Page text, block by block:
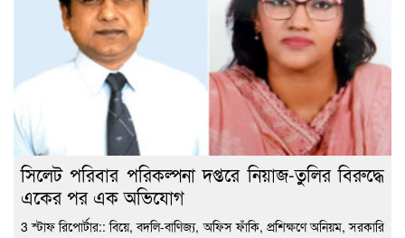
সিলেট পরিবার পরিকল্পনা দপ্তরে নিয়াজ-তুলির বিরুদ্ধে
একের পর এক অভিযোগ
3 স্টাফ রিপোর্টার:: বিয়ে, বদলি-বাণিজ্য, অফিস ফাঁকি, প্রশিক্ষণে অনিয়ম, সরকারি